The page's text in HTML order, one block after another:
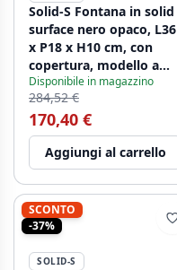
Solid-S Fontana in solid
surface nero opaco, L36
x P18 x H10 cm, con
copertura, modello a
sinistra con foro per
rubinetto 1208954158
Disponibile in magazzino
284,52 €
170,40 €
Aggiungi al carrello
SCONTO
-37%
SOLID-S